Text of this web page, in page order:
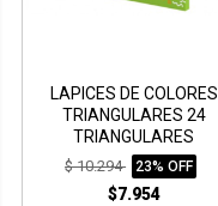
LAPICES DE COLORES
TRIANGULARES 24
TRIANGULARES
$ 10.294 23% OFF
$7.954